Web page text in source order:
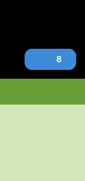
8Villapipo 60% villaa, polyesteri loimilangalla 40%. Lämmin ja tuulenpitävä. Myös mittojen mukaan